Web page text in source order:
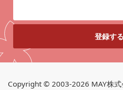
Copyright © 2003-2026 MAY株式